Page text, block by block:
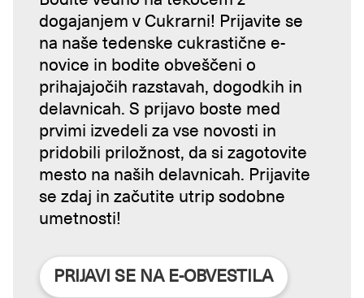
dogajanjem v Cukrarni! Prijavite se
na naše tedenske cukrastične e-
novice in bodite obveščeni o
prihajajočih razstavah, dogodkih in
delavnicah. S prijavo boste med
prvimi izvedeli za vse novosti in
pridobili priložnost, da si zagotovite
mesto na naših delavnicah. Prijavite
se zdaj in začutite utrip sodobne
umetnosti!
PRIJAVI SE NA E-OBVESTILA